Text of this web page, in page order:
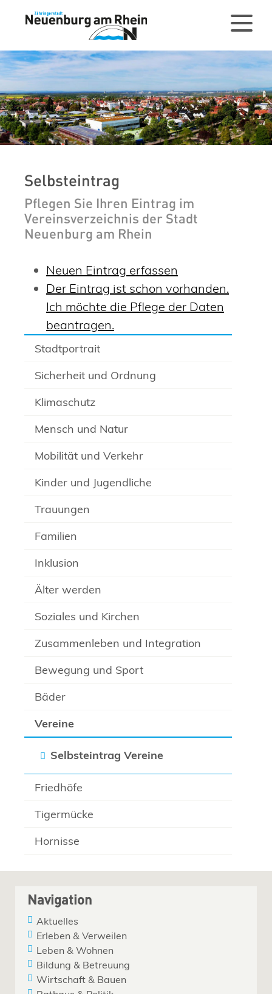
Stadtportrait
Sicherheit und Ordnung
Klimaschutz
Mensch und Natur
Mobilität und Verkehr
Kinder und Jugendliche
Trauungen
Familien
Inklusion
Älter werden
Soziales und Kirchen
Zusammenleben und Integration
Bewegung und Sport
Bäder
Vereine
Selbsteintrag Vereine
Friedhöfe
Tigermücke
Hornisse
Selbsteintrag
Pflegen Sie Ihren Eintrag im
Vereinsverzeichnis der Stadt
Neuenburg am Rhein
Neuen Eintrag erfassen
Der Eintrag ist schon vorhanden.
Ich möchte die Pflege der Daten
beantragen.
Navigation
Aktuelles
Erleben & Verweilen
Leben & Wohnen
Bildung & Betreuung
Wirtschaft & Bauen